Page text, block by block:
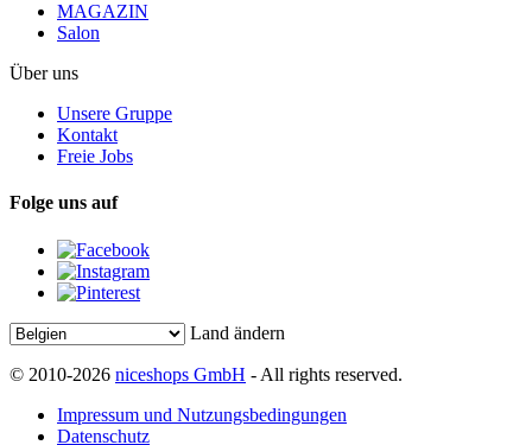
MAGAZIN
Salon
Über uns
Unsere Gruppe
Kontakt
Freie Jobs
Folge uns auf
Land ändern
© 2010-2026 niceshops GmbH - All rights reserved.
Impressum und Nutzungsbedingungen
Datenschutz